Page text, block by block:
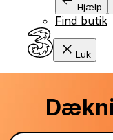
Hjælp
Find butik
Luk